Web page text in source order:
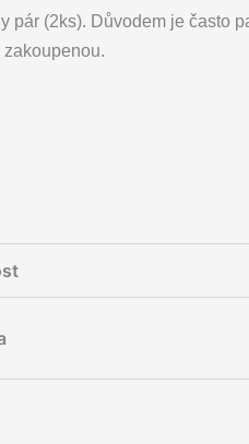
pár (2ks). Důvodem je často